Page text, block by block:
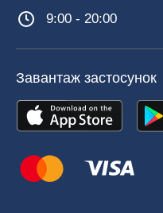
9:00 - 20:00
Завантаж застосунок